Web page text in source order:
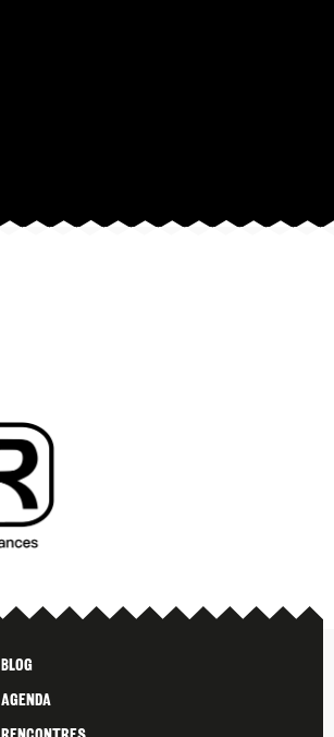
Blog
Agenda